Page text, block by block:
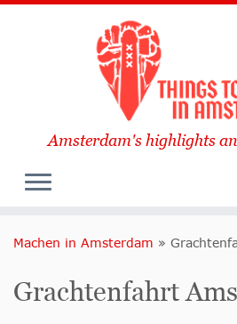
Amsterdam's highlights
Machen in Amsterdam »
Grachtenfahrt